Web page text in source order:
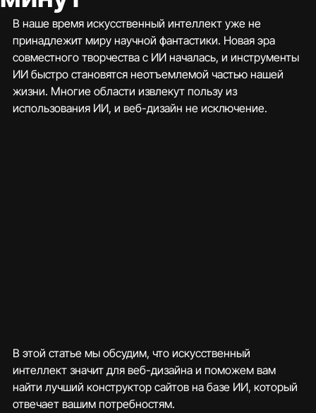
В наше время искусственный интеллект уже не
принадлежит миру научной фантастики. Новая эра
совместного творчества с ИИ началась, и инструменты
ИИ быстро становятся неотъемлемой частью нашей
жизни. Многие области извлекут пользу из
использования ИИ, и веб-дизайн не исключение.
В этой статье мы обсудим, что искусственный
интеллект значит для веб-дизайна и поможем вам
найти лучший конструктор сайтов на базе ИИ, который
отвечает вашим потребностям.